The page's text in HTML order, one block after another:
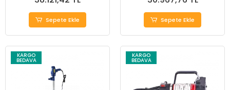
Sepete Ekle Sepete Ekle
KARGO
BEDAVA
KARGO
BEDAVA